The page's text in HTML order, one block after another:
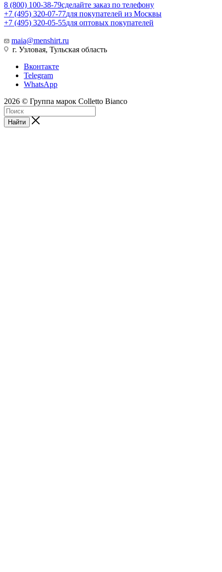
8 (800) 100-38-79сделайте заказ по телефону
+7 (495) 320-07-77для покупателей из Москвы
+7 (495) 320-05-55для оптовых покупателей
maia@menshirt.ru
г. Узловая, Тульская область
Вконтакте
Telegram
WhatsApp
2026 © Группа марок Colletto Bianco
Найти